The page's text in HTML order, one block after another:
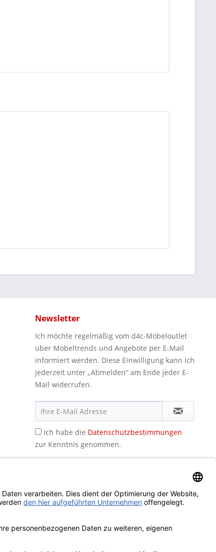
Newsletter
Ich möchte regelmäßig vom d4c-Möbeloutlet
über Möbeltrends und Angebote per E-Mail
informiert werden. Diese Einwilligung kann ich
jederzeit unter „Abmelden“ am Ende jeder E-
Mail widerrufen.
Ich habe die Datenschutzbestimmungen
zur Kenntnis genommen.
anders beschrieben